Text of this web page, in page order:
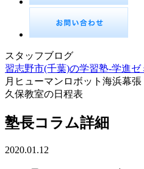
スタッフブログ
習志野市(千葉)の学習塾-学進ゼ
月ヒューマンロボット海浜幕
久保教室の日程表
塾長コラム詳細
2020.01.12